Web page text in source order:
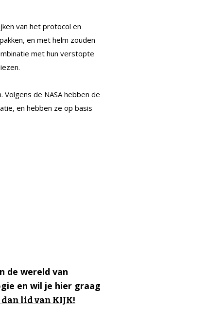
van het protocol en
en met helm zouden
met hun verstopte
de NASA hebben de
en hebben ze op basis
de wereld van
en wil je hier graag
lid van KIJK!